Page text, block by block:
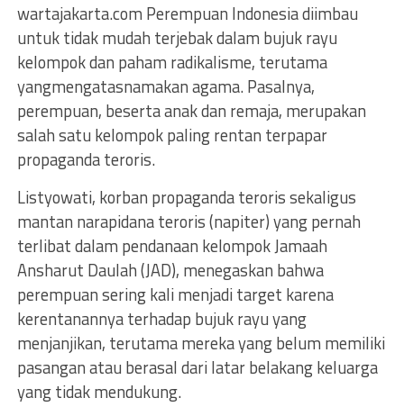
wartajakarta.com Perempuan Indonesia diimbau
untuk tidak mudah terjebak dalam bujuk rayu
kelompok dan paham radikalisme, terutama
yangmengatasnamakan agama. Pasalnya,
perempuan, beserta anak dan remaja, merupakan
salah satu kelompok paling rentan terpapar
propaganda teroris.
Listyowati, korban propaganda teroris sekaligus
mantan narapidana teroris (napiter) yang pernah
terlibat dalam pendanaan kelompok Jamaah
Ansharut Daulah (JAD), menegaskan bahwa
perempuan sering kali menjadi target karena
kerentanannya terhadap bujuk rayu yang
menjanjikan, terutama mereka yang belum memiliki
pasangan atau berasal dari latar belakang keluarga
yang tidak mendukung.